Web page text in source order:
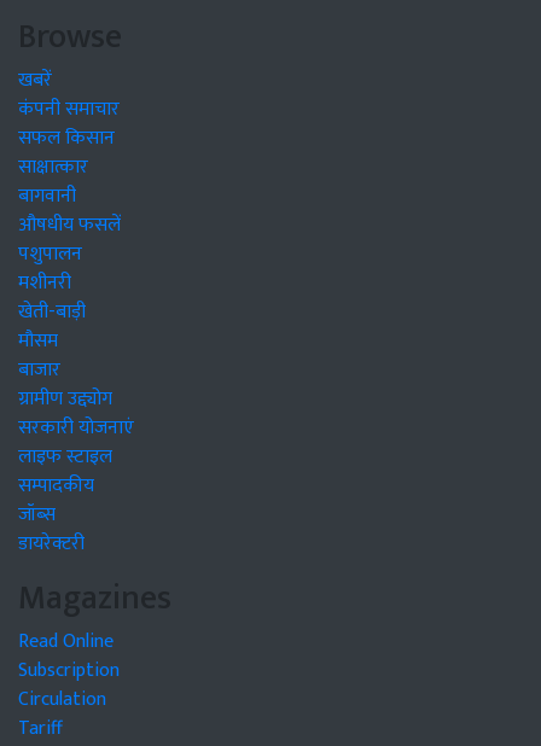
Browse
खबरें
कंपनी समाचार
सफल किसान
साक्षात्कार
बागवानी
औषधीय फसलें
पशुपालन
मशीनरी
खेती-बाड़ी
मौसम
बाजार
ग्रामीण उद्द्योग
सरकारी योजनाएं
लाइफ स्टाइल
सम्पादकीय
जॉब्स
डायरेक्टरी
Magazines
Read Online
Subscription
Circulation
Tariff